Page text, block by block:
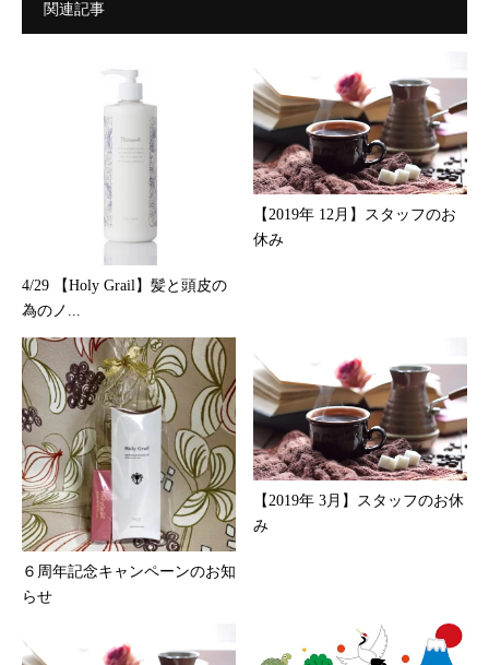
関連記事
4/29 【Holy Grail】髪と頭皮の
為のノ...
【2019年 12月】スタッフのお
休み
６周年記念キャンペーンのお知
らせ
【2019年 3月】スタッフのお休
み